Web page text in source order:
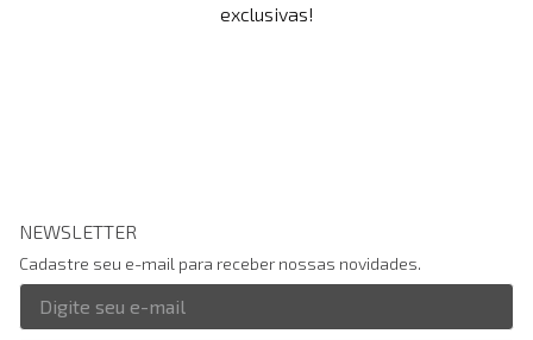
exclusivas!
NEWSLETTER
Cadastre seu e-mail para receber nossas novidades.